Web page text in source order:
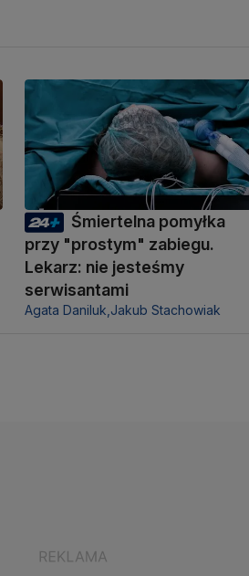
Śmiertelna pomyłka
przy "prostym" zabiegu.
Lekarz: nie jesteśmy
serwisantami
Agata Daniluk, Jakub Stachowiak